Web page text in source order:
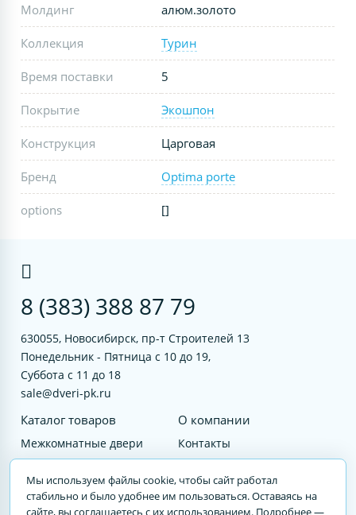
Молдинг алюм.золото
Коллекция Турин
Время поставки 5
Покрытие Экошпон
Конструкция Царговая
Бренд Optima porte
options []
8 (383) 388 87 79
630055, Новосибирск, пр-т Строителей 13
Понедельник - Пятница с 10 до 19,
Суббота с 11 до 18
sale@dveri-pk.ru
Каталог товаров
Межкомнатные двери
Входные двери
О компании
Контакты
Мы используем файлы cookie, чтобы сайт работал
стабильно и было удобнее им пользоваться. Оставаясь на
сайте, вы соглашаетесь с их использованием. Подробнее —